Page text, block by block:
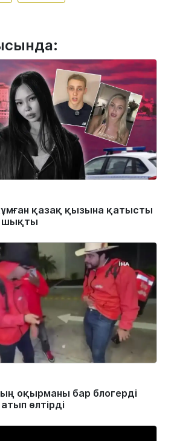
қазақ қызына қатысты
шықты
оқырманы бар блогерді
өлтірді